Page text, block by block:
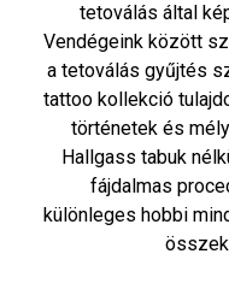
tetoválás által
Vendégeink között
a tetoválás gyűjtés
tattoo kollekció
történetek és
Hallgass tabuk
fájdalmas
különleges hobbi